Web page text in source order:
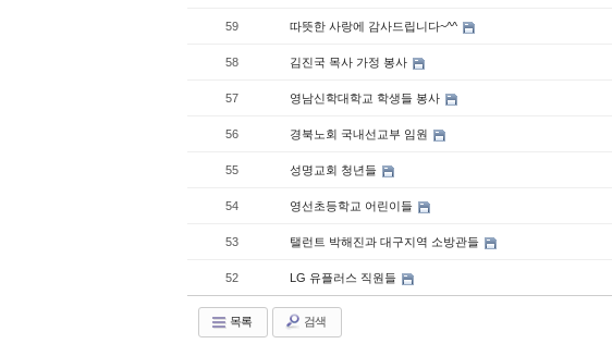
59 따뜻한 사랑에 감사드립니다~^^
58 김진국 목사 가정 봉사
57 영남신학대학교 학생들 봉사
56 경북노회 국내선교부 임원
55 성명교회 청년들
54 영선초등학교 어린이들
53 탤런트 박해진과 대구지역 소방관들
52 LG 유플러스 직원들
목록 검색